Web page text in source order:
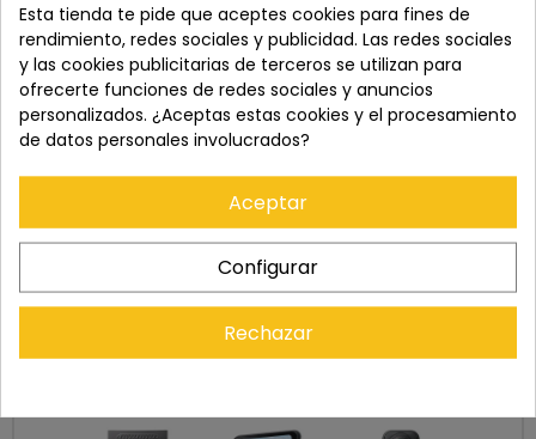
Recuerda que tienes 15 días, desde la recepción
del pedido, para solicitar la devolución.
Cómpralo con
Esta tienda te pide que aceptes cookies para fines de
rendimiento, redes sociales y publicidad. Las redes sociales
y las cookies publicitarias de terceros se utilizan para
ofrecerte funciones de redes sociales y anuncios
personalizados. ¿Aceptas estas cookies y el procesamiento
de datos personales involucrados?
Aceptar
Configurar
Rechazar